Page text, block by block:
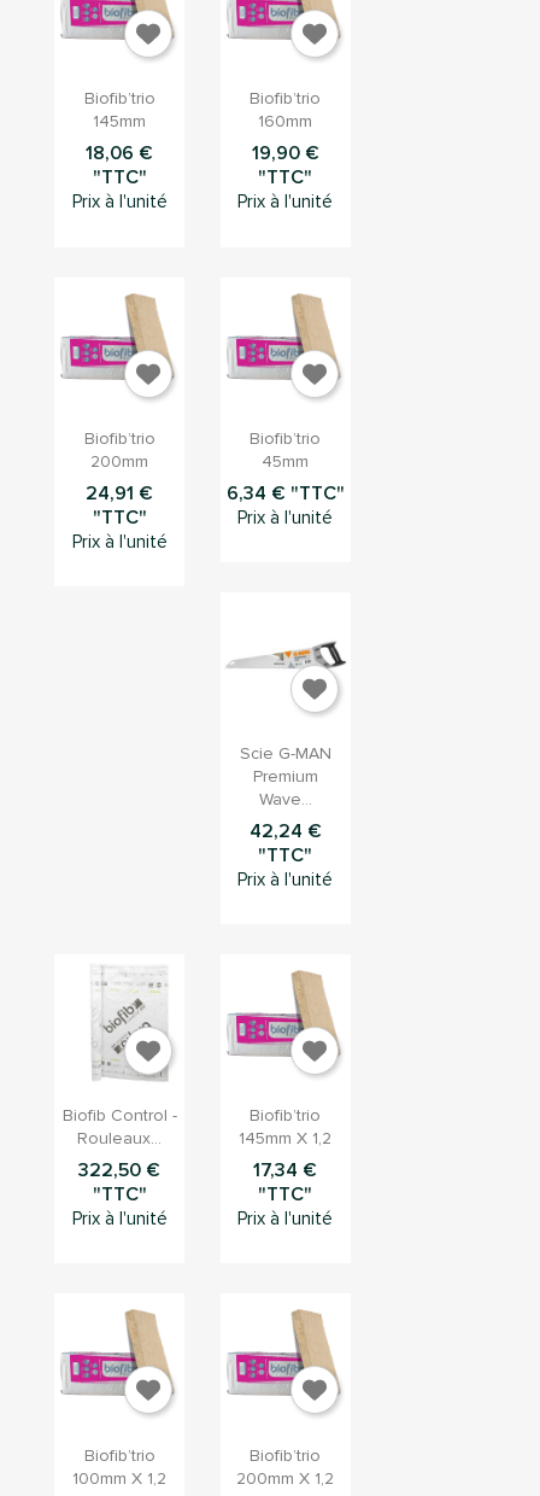
Aperçu
rapide
Biofib’trio
145mm
18,06 €
"TTC"
Prix à l'unité
Aperçu
rapide
Biofib’trio
160mm
19,90 €
"TTC"
Prix à l'unité
Aperçu
rapide
Biofib’trio
200mm
24,91 €
"TTC"
Prix à l'unité
Aperçu
rapide
Biofib’trio
45mm
6,34 € "TTC"
Prix à l'unité
Aperçu
rapide
Scie G-MAN
Premium
Wave...
42,24 €
"TTC"
Prix à l'unité
Aperçu
rapide
Biofib Control -
Rouleaux...
322,50 €
"TTC"
Prix à l'unité
Aperçu
rapide
Biofib’trio
145mm X 1,2
17,34 €
"TTC"
Prix à l'unité
Aperçu
rapide
Biofib’trio
100mm X 1,2
Aperçu
rapide
Biofib’trio
200mm X 1,2
Vous devez être connecté pour sauvegarder des